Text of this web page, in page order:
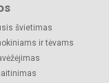
švietimas
ir tėvams